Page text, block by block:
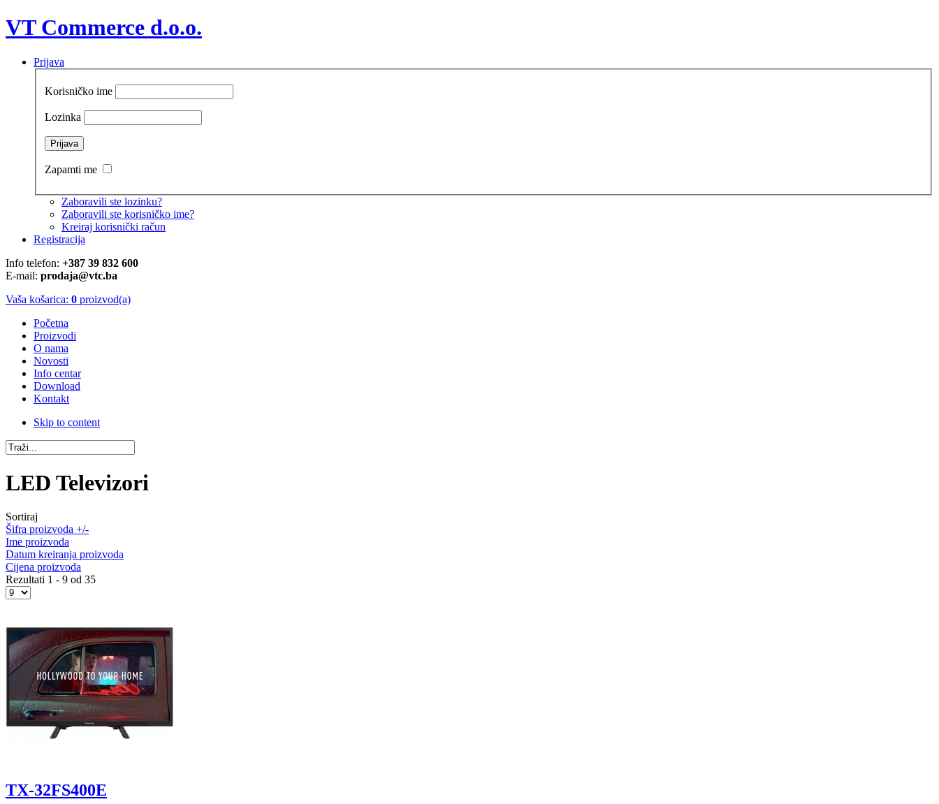
VT Commerce d.o.o.
Prijava
Korisničko ime
Lozinka
Zapamti me
Zaboravili ste lozinku?
Zaboravili ste korisničko ime?
Kreiraj korisnički račun
Registracija
Info telefon: +387 39 832 600
E-mail: prodaja@vtc.ba
Vaša košarica: 0 proizvod(a)
Početna
Proizvodi
O nama
Novosti
Info centar
Download
Kontakt
Skip to content
LED Televizori
Sortiraj
Šifra proizvoda +/-
Ime proizvoda
Datum kreiranja proizvoda
Cijena proizvoda
Rezultati 1 - 9 od 35
TX-32FS400E